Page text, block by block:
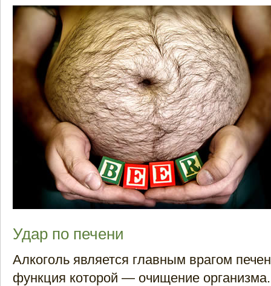
Удар по печени
Алкоголь является главным врагом
функция которой — очищение